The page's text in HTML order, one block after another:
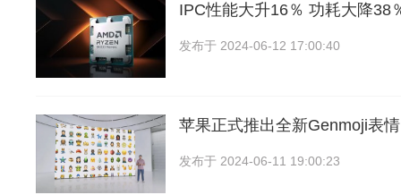
IPC性能大升16％ 功耗大降38
发布于 2024-06-12 17:00:40
苹果正式推出全新Genmoji表
发布于 2024-06-11 19:00:23